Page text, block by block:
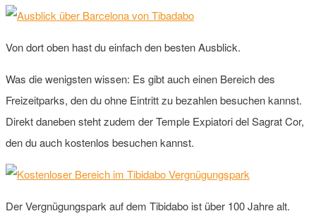
Von dort oben hast du einfach den besten Ausblick.
Was die wenigsten wissen: Es gibt auch einen Bereich des
Freizeitparks, den du ohne Eintritt zu bezahlen besuchen kannst.
Direkt daneben steht zudem der Temple Expiatori del Sagrat Cor,
den du auch kostenlos besuchen kannst.
Der Vergnügungspark auf dem Tibidabo ist über 100 Jahre alt.